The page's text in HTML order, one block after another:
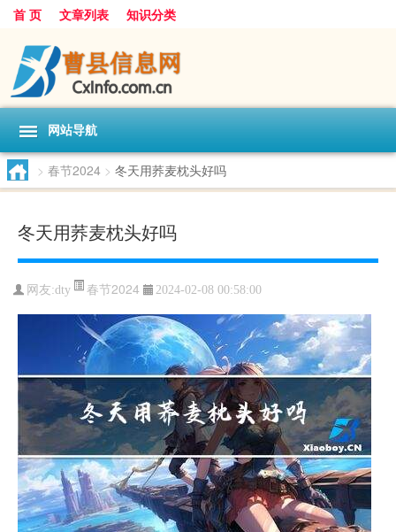
首 页 文章列表 知识分类
网站导航
> 春节2024 > 冬天用荞麦枕头好吗
冬天用荞麦枕头好吗
网友:dty 春节2024 2024-02-08 00:58:00